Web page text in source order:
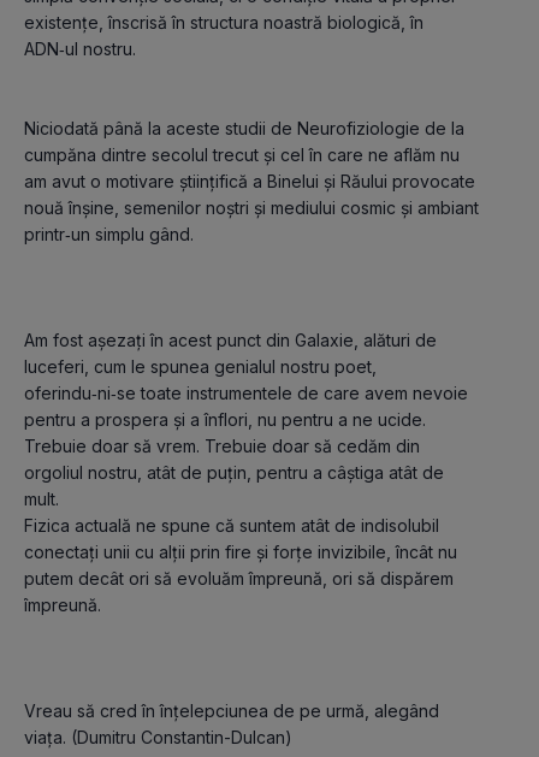
existenţe, înscrisă în structura noastră biologică, în
Niciodată până la aceste studii de Neurofiziologie de la
cumpăna dintre secolul trecut şi cel în care ne aflăm nu
am avut o motivare ştiinţifică a Binelui şi Răului provocate
nouă înşine, semenilor noştri şi mediului cosmic şi ambiant
Am fost aşezaţi în acest punct din Galaxie, alături de
luceferi, cum le spunea genialul nostru poet,
oferindu‑ni‑se toate instrumentele de care avem nevoie
pentru a prospera şi a înflori, nu pentru a ne ucide.
Trebuie doar să vrem. Trebuie doar să cedăm din
orgoliul nostru, atât de puţin, pentru a câştiga atât de
mult.
Fizica actuală ne spune că suntem atât de indisolubil
conectaţi unii cu alţii prin fire şi forţe invizibile, încât nu
putem decât ori să evoluăm împreună, ori să dispărem
Vreau să cred în înţelepciunea de pe urmă, alegând
viaţa. (Dumitru Constantin-Dulcan)